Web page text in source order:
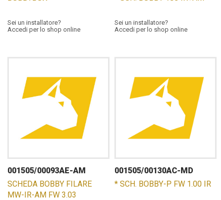
Sei un installatore?
Accedi per lo shop online
Sei un installatore?
Accedi per lo shop online
001505/00093AE-AM
SCHEDA BOBBY FILARE
MW-IR-AM FW 3.03
001505/00130AC-MD
* SCH. BOBBY-P FW 1.00 IR